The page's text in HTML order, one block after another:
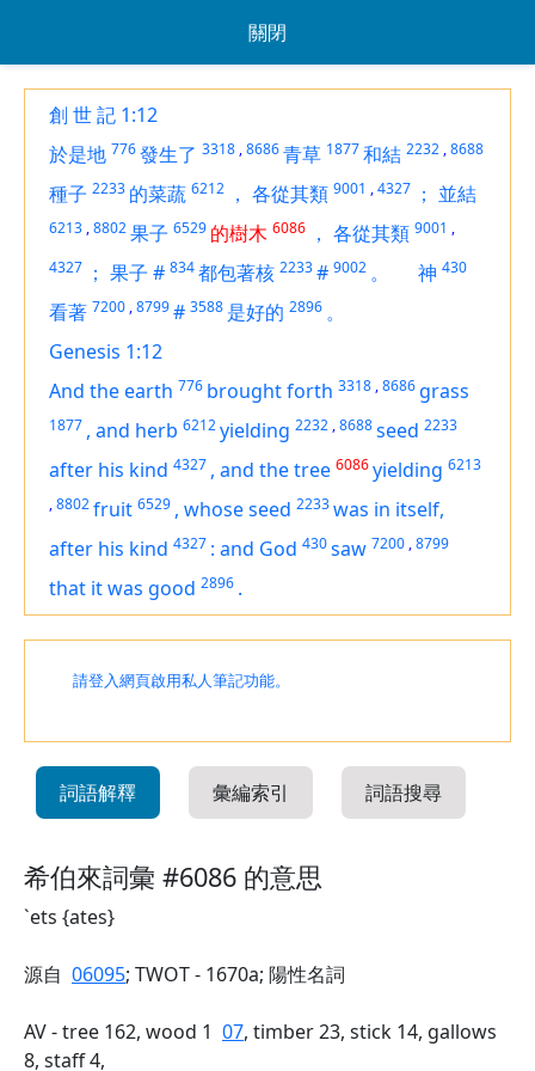
關閉
創 世 記 1:12
於是地 776發生了 3318 ,8686青草 1877和結 2232 ,8688
種子 2233 的菜蔬 6212 ， 各從其類 9001 ,4327 ； 並結
6213 ,8802果子 6529 的樹木 6086 ， 各從其類 9001 ,
4327 ； 果子 # 834都包著核 2233# 9002 。 神 430
看著 7200 ,8799# 3588 是好的 2896 。
Genesis 1:12
And the earth 776 brought forth 3318 ,8686 grass
1877 , and herb 6212yielding 2232 ,8688seed 2233
after his kind 4327 , and the tree 6086yielding 6213
,8802fruit 6529 , whose seed 2233was in itself,
after his kind 4327 : and God 430saw 7200 ,8799
that it was good 2896 .
請登入網頁啟用私人筆記功能。
詞語解釋 彙編索引 詞語搜尋
希伯來詞彙 #6086 的意思
`ets {ates}
源自 06095; TWOT - 1670a; 陽性名詞
AV - tree 162, wood 1 07, timber 23, stick 14, gallows
8, staff 4,